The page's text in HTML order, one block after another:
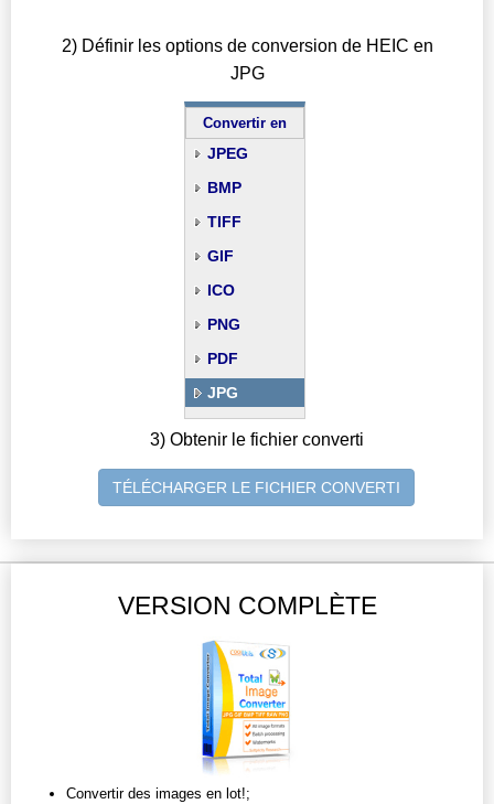
2) Définir les options de conversion de HEIC en
JPG
Convertir en
JPEG
BMP
TIFF
GIF
ICO
PNG
PDF
JPG
3) Obtenir le fichier converti
TÉLÉCHARGER LE FICHIER CONVERTI
VERSION COMPLÈTE
Convertir des images en lot!;